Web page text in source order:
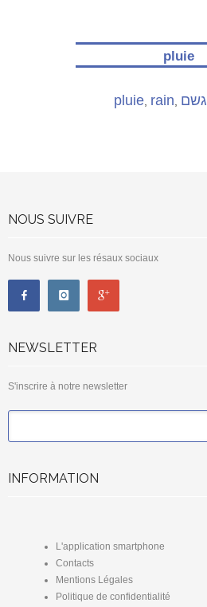
pluie
pluie, rain גשם
NOUS SUIVRE
Nous suivre sur les résaux sociaux
NEWSLETTER
S'inscrire à notre newsletter
INFORMATION
L'application smartphone
Contacts
Mentions Légales
Politique de confidentialité